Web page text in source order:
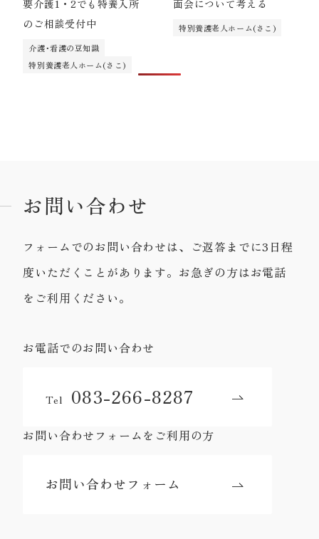
要介護1・2でも特養入所
のご相談受付中
介護･看護の豆知識
特別養護老人ホーム(さこ)
面会について考える
特別養護老人ホーム(さこ)
お問い合わせ
フォームでのお問い合わせは、ご返答までに3日程
度いただくことがあります。お急ぎの方はお電話
をご利用ください。
お電話でのお問い合わせ
Tel 083-266-8287
お問い合わせフォームをご利用の方
お問い合わせフォーム